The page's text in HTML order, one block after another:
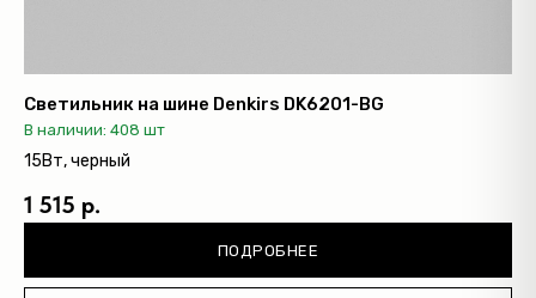
Светильник на шине Denkirs DK6201-BG
В наличии: 408 шт
15Вт, черный
1 515 р.
ПОДРОБНЕЕ